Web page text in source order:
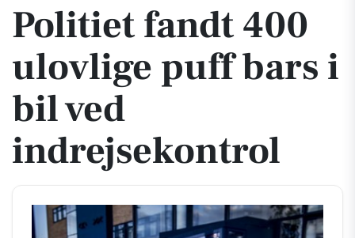
Politiet fandt 400
ulovlige puff bars i
bil ved
indrejsekontrol